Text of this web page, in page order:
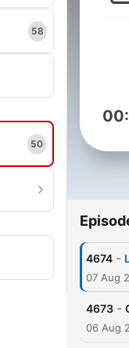
58
50
4674 -
07 Aug
4673 -
06 Aug